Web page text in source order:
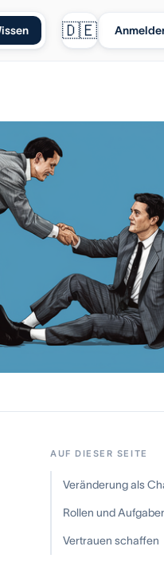
🇩🇪
AUF DIESER SEITE
Veränderung als
Rollen und
Vertrauen schaffen